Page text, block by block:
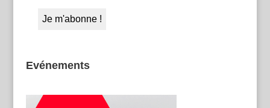
Evénements